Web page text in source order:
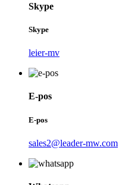
Skype
Skype
leier-mv
E-pos
E-pos
sales2@leader-mw.com